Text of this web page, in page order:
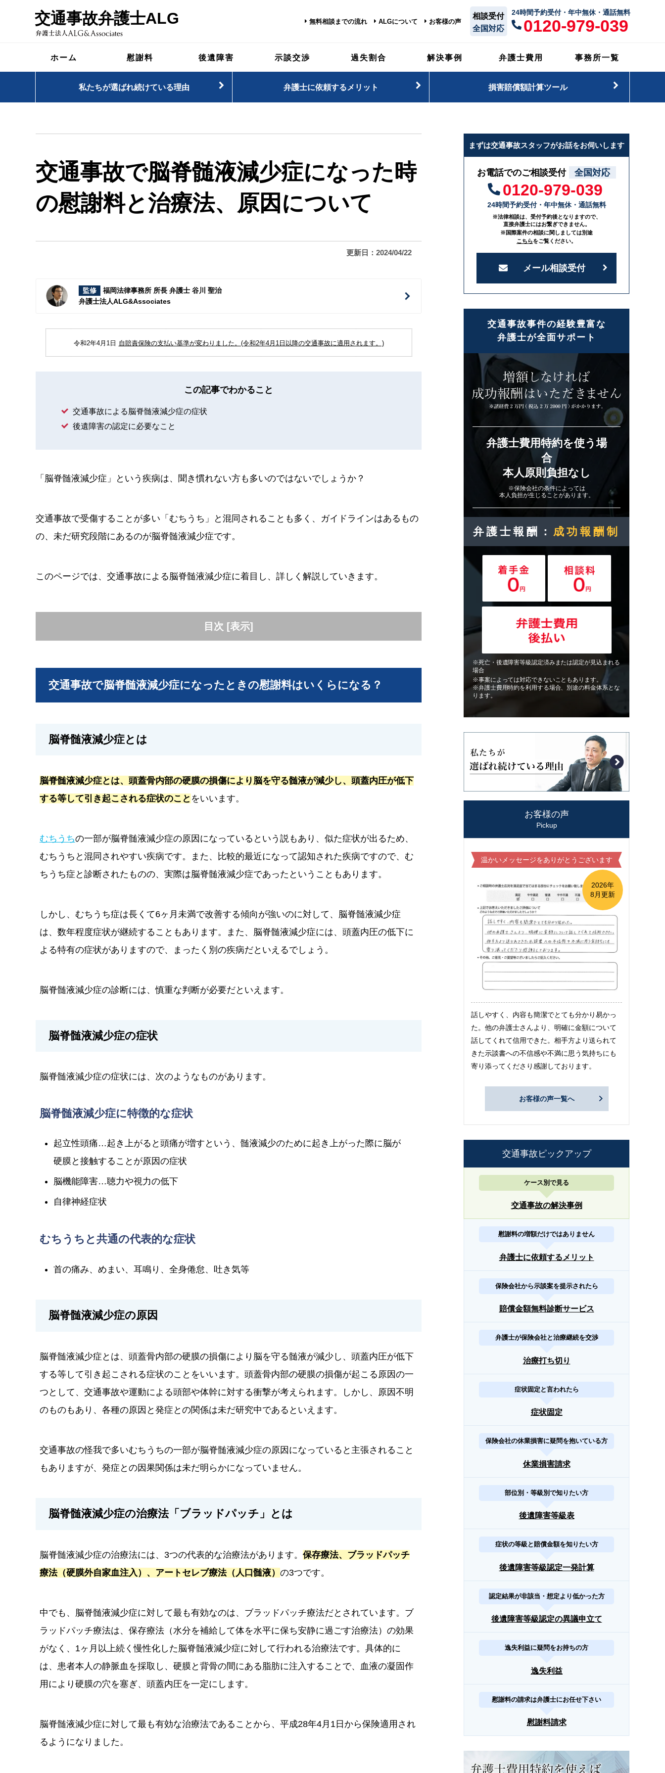
交通事故弁護士ALG 無料相談までの流れ ALGについて お客様の声
相談受付
全国対応
24時間予約受付・年中無休・通話無料
0120-979-039
ホーム 慰謝料 後遺障害 示談交渉 過失割合 解決事例 弁護士費用 事務所一覧
私たちが選ばれ続けている理由 弁護士に依頼するメリット 損害賠償額計算ツール
交通事故で脳脊髄液減少症になった時
の慰謝料と治療法、原因について
更新日：2024/04/22
監修
福岡法律事務所 所長 弁護士 谷川 聖治
弁護士法人ALG&Associates
令和2年4月1日 自賠責保険の支払い基準が変わりました。(令和2年4月1日以降の交通事故に適用されます。)
この記事でわかること
交通事故による脳脊髄液減少症の症状
後遺障害の認定に必要なこと
「脳脊髄液減少症」という疾病は、聞き慣れない方も多いのではないでしょうか？
交通事故で受傷することが多い「むちうち」と混同されることも多く、ガイドラインはあるもの
の、未だ研究段階にあるのが脳脊髄液減少症です。
このページでは、交通事故による脳脊髄液減少症に着目し、詳しく解説していきます。
目次 [表示]
交通事故で脳脊髄液減少症になったときの慰謝料はいくらになる？
脳脊髄液減少症とは
脳脊髄液減少症とは、頭蓋骨内部の硬膜の損傷により脳を守る髄液が減少し、頭蓋内圧が低下
する等して引き起こされる症状のこと をいいます。
むちうちの一部が脳脊髄液減少症の原因になっているという説もあり、似た症状が出るため、
むちうちと混同されやすい疾病です。また、比較的最近になって認知された疾病ですので、む
ちうち症と診断されたものの、実際は脳脊髄液減少症であったということもあります。
しかし、むちうち症は長くて6ヶ月未満で改善する傾向が強いのに対して、脳脊髄液減少症
は、数年程度症状が継続することもあります。また、脳脊髄液減少症には、頭蓋内圧の低下に
よる特有の症状がありますので、まったく別の疾病だといえるでしょう。
脳脊髄液減少症の診断には、慎重な判断が必要だといえます。
脳脊髄液減少症の症状
脳脊髄液減少症の症状には、次のようなものがあります。
脳脊髄液減少症に特徴的な症状
起立性頭痛…起き上がると頭痛が増すという、髄液減少のために起き上がった際に脳が
硬膜と接触することが原因の症状
脳機能障害…聴力や視力の低下
自律神経症状
むちうちと共通の代表的な症状
首の痛み、めまい、耳鳴り、全身倦怠、吐き気等
脳脊髄液減少症の原因
脳脊髄液減少症とは、頭蓋骨内部の硬膜の損傷により脳を守る髄液が減少し、頭蓋内圧が低下
する等して引き起こされる症状のことをいいます。頭蓋骨内部の硬膜の損傷が起こる原因の一
つとして、交通事故や運動による頭部や体幹に対する衝撃が考えられます。しかし、原因不明
のものもあり、各種の原因と発症との関係は未だ研究中であるといえます。
交通事故の怪我で多いむちうちの一部が脳脊髄液減少症の原因になっていると主張されること
もありますが、発症との因果関係は未だ明らかになっていません。
脳脊髄液減少症の治療法「ブラッドパッチ」とは
脳脊髄液減少症の治療法には、3つの代表的な治療法があります。 保存療法、ブラッドパッチ
療法（硬膜外自家血注入）、アートセレブ療法（人口髄液） の3つです。
中でも、脳脊髄液減少症に対して最も有効なのは、ブラッドパッチ療法だとされています。ブ
ラッドパッチ療法は、保存療法（水分を補給して体を水平に保ち安静に過ごす治療法）の効果
がなく、1ヶ月以上続く慢性化した脳脊髄液減少症に対して行われる治療法です。具体的に
は、患者本人の静脈血を採取し、硬膜と背骨の間にある脂肪に注入することで、血液の凝固作
用により硬膜の穴を塞ぎ、頭蓋内圧を一定にします。
脳脊髄液減少症に対して最も有効な治療法であることから、平成28年4月1日から保険適用され
るようになりました。
まずは交通事故スタッフがお話をお伺いします
お電話でのご相談受付 全国対応
0120-979-039
24時間予約受付・年中無休・通話無料
※法律相談は、受付予約後となりますので、
直接弁護士にはお繋ぎできません。
※国際案件の相談に関しましては別途
こちらをご覧ください。
メール相談受付
交通事故事件の経験豊富な
弁護士が全面サポート
弁護士費用特約を使う場
合
本人原則負担なし
※保険会社の条件によっては
本人負担が生じることがあります。
弁護士報酬： 成功報酬制
※死亡・後遺障害等級認定済みまたは認定が見込まれる
場合
※事案によっては対応できないこともあります。
※弁護士費用特約を利用する場合、別途の料金体系とな
ります。
お客様の声
Pickup
温かいメッセージをありがとうございます
2026年
8月更新
話しやすく、内容も簡潔でとても分かり易かっ
た。他の弁護士さんより、明確に金額について
話してくれて信用できた。相手方より送られて
きた示談書への不信感や不満に思う気持ちにも
寄り添ってくださり感謝しております。
お客様の声一覧へ
交通事故ピックアップ
ケース別で見る
交通事故の解決事例
慰謝料の増額だけではありません
弁護士に依頼するメリット
保険会社から示談案を提示されたら
賠償金額無料診断サービス
弁護士が保険会社と治療継続を交渉
治療打ち切り
症状固定と言われたら
症状固定
保険会社の休業損害に疑問を抱いている方
休業損害請求
部位別・等級別で知りたい方
後遺障害等級表
症状の等級と賠償金額を知りたい方
後遺障害等級認定一発計算
認定結果が非該当・想定より低かった方
後遺障害等級認定の異議申立て
逸失利益に疑問をお持ちの方
逸失利益
慰謝料の請求は弁護士にお任せ下さい
慰謝料請求